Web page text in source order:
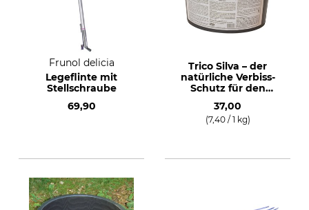
Frunol delicia
Legeflinte mit
Stellschraube
69,90
Trico Silva – der
natürliche Verbiss-
Schutz für den
37,00
(7,40 / 1 kg)